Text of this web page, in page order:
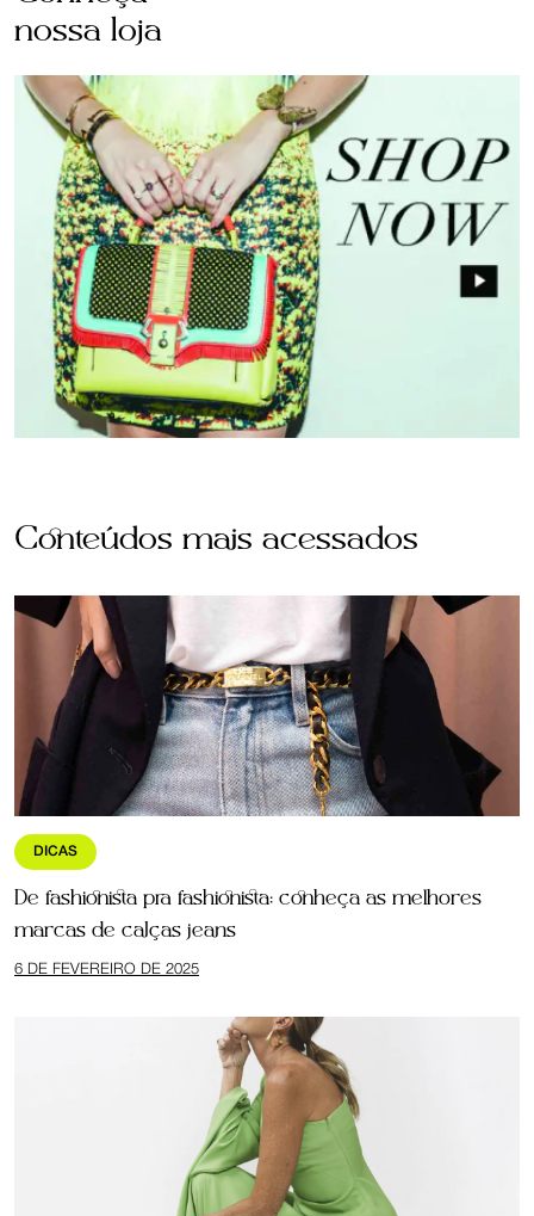
nossa loja
Conteúdos mais acessados
DICAS
De fashionista pra fashionista: conheça as melhores
marcas de calças jeans
6 DE FEVEREIRO DE 2025